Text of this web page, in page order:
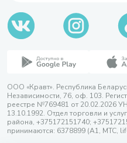
ООО «Кравт». Республика
Независимости, 76, оф. 103.
реестре №769481 от 20.02.2026
13.10.1992. Отдел торговли и
района, +375172151740;
принимаются: 6378899 (А1, МТС,